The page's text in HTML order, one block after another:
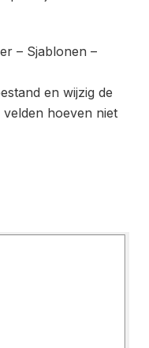
– Sjablonen –
en wijzig de
velden hoeven niet